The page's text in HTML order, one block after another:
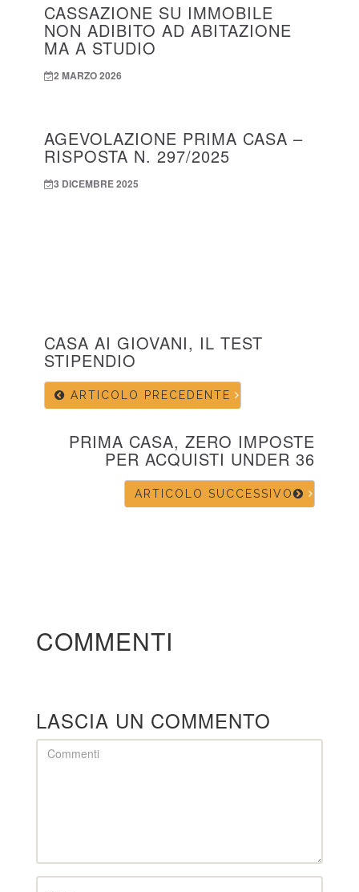
CASSAZIONE SU IMMOBILE
NON ADIBITO AD ABITAZIONE
MA A STUDIO
2 MARZO 2026
AGEVOLAZIONE PRIMA CASA –
RISPOSTA N. 297/2025
3 DICEMBRE 2025
CASA AI GIOVANI, IL TEST
STIPENDIO
ARTICOLO PRECEDENTE
PRIMA CASA, ZERO IMPOSTE
PER ACQUISTI UNDER 36
ARTICOLO SUCCESSIVO
COMMENTI
LASCIA UN COMMENTO
Comment
Name